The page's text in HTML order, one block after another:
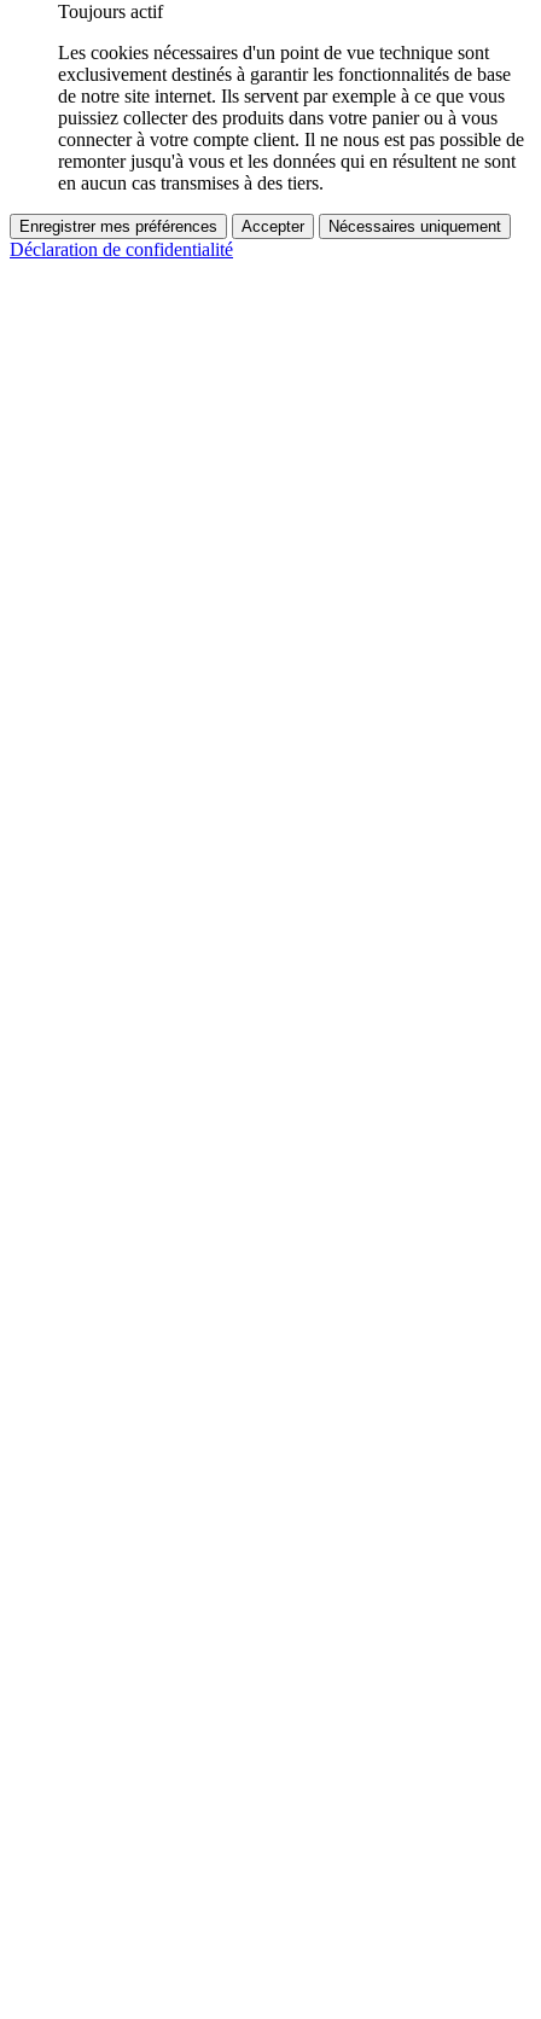
Toujours actif
Les cookies nécessaires d'un point de vue technique sont
exclusivement destinés à garantir les fonctionnalités de base
de notre site internet. Ils servent par exemple à ce que vous
puissiez collecter des produits dans votre panier ou à vous
connecter à votre compte client. Il ne nous est pas possible de
remonter jusqu'à vous et les données qui en résultent ne sont
en aucun cas transmises à des tiers.
Enregistrer mes préférences Accepter Nécessaires uniquement
Déclaration de confidentialité